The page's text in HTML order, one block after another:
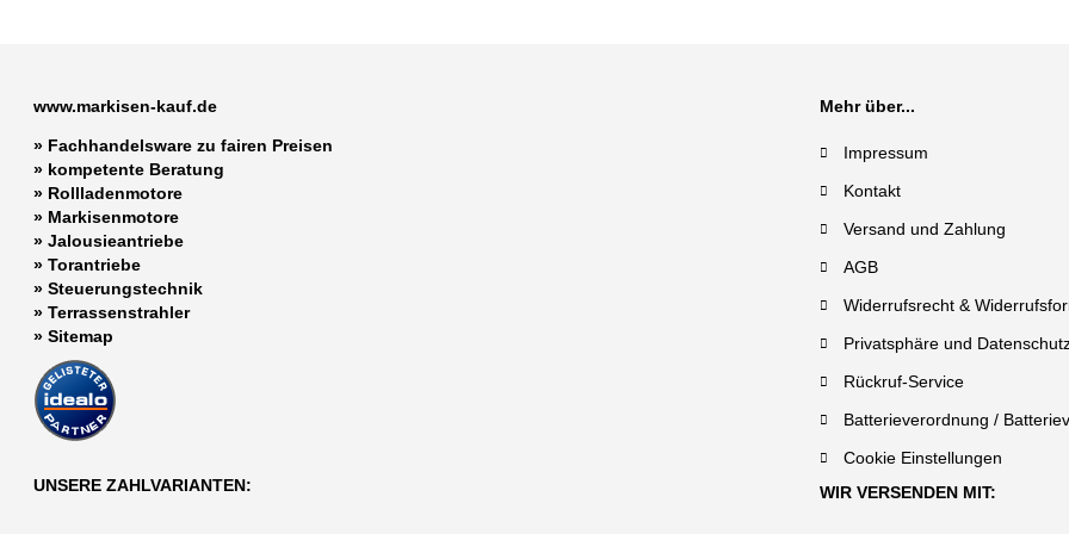
www.markisen-kauf.de
» Fachhandelsware zu fairen Preisen
» kompetente Beratung
» Rollladenmotore
» Markisenmotore
»Jalousieantriebe
»Torantriebe
» Steuerungstechnik
»Terrassenstrahler
»Sitemap
Mehr über...
Impressum
Kontakt
Versand und Zahlung
AGB
Widerrufsrecht &
Privatsphäre und
Rückruf-Service
Batterieverordnung /
Cookie Einstellungen
UNSERE ZAHLVARIANTEN:
WIR VERSENDEN MIT: